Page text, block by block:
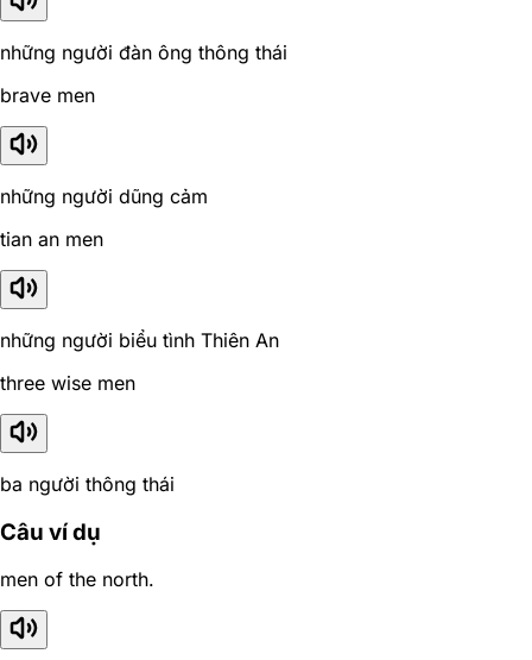
những người đàn ông thông thái
brave men
những người dũng cảm
tian an men
những người biểu tình Thiên An
three wise men
ba người thông thái
Câu ví dụ
men of the north.